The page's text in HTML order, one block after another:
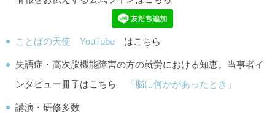
ことばの天使 YouTube はこちら
失語症・高次脳機能障害の方の就労における知恵。当事者イ
ンタビュー冊子はこちら
「脳に何かがあったとき」
講演・研修多数